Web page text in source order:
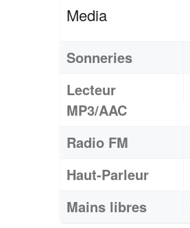
Media
Sonneries
Lecteur
MP3/AAC
Radio FM
Haut-Parleur
Mains libres